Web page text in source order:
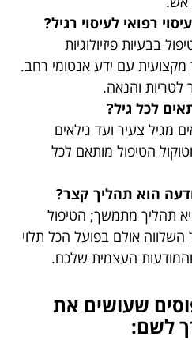
רפואי לעיסוי רגיל?
בבעיות פיזיולוגיות
מקצועית עם ידע אנטומי רחב.
לטריות והנאה.
לכל גיל?
מגיל צעיר ועד גילאים
הטיפול מותאם לכל
הוא תהליך קצר?
תהליך מתמשך; הטיפול
השלווה אולם בפועל הכל תלוי
והמודעות העצמית שלכם.
שעושים את
לשם: